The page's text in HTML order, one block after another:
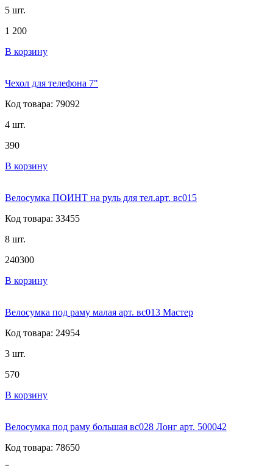
5 шт.
1 200
В корзину
Чехол для телефона 7"
Код товара: 79092
4 шт.
390
В корзину
Велосумка ПОИНТ на руль для тел.арт. вс015
Код товара: 33455
8 шт.
240300
В корзину
Велосумка под раму малая арт. вс013 Мастер
Код товара: 24954
3 шт.
570
В корзину
Велосумка под раму большая вс028 Лонг арт. 500042
Код товара: 78650